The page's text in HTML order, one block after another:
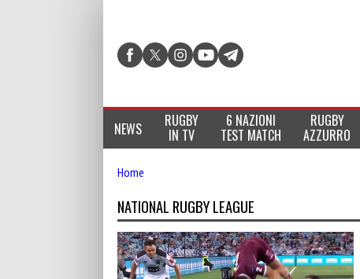
NEWS RUGBY
IN TV
6 NAZIONI
TEST MATCH
RUGBY
AZZURRO
Home
NATIONAL RUGBY LEAGUE